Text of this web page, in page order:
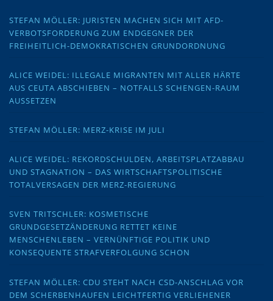
STEFAN MÖLLER: JURISTEN MACHEN SICH MIT AFD-
VERBOTSFORDERUNG ZUM ENDGEGNER DER
FREIHEITLICH-DEMOKRATISCHEN GRUNDORDNUNG
ALICE WEIDEL: ILLEGALE MIGRANTEN MIT ALLER HÄRTE
AUS CEUTA ABSCHIEBEN – NOTFALLS SCHENGEN-RAUM
AUSSETZEN
STEFAN MÖLLER: MERZ-KRISE IM JULI
ALICE WEIDEL: REKORDSCHULDEN, ARBEITSPLATZABBAU
UND STAGNATION – DAS WIRTSCHAFTSPOLITISCHE
TOTALVERSAGEN DER MERZ-REGIERUNG
SVEN TRITSCHLER: KOSMETISCHE
GRUNDGESETZÄNDERUNG RETTET KEINE
MENSCHENLEBEN – VERNÜNFTIGE POLITIK UND
KONSEQUENTE STRAFVERFOLGUNG SCHON
STEFAN MÖLLER: CDU STEHT NACH CSD-ANSCHLAG VOR
DEM SCHERBENHAUFEN LEICHTFERTIG VERLIEHENER